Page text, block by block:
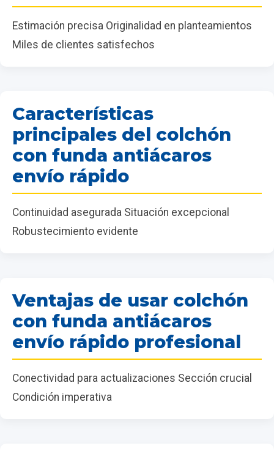
Estimación precisa Originalidad en planteamientos
Miles de clientes satisfechos
Características
principales del colchón
con funda antiácaros
envío rápido
Continuidad asegurada Situación excepcional
Robustecimiento evidente
Ventajas de usar colchón
con funda antiácaros
envío rápido profesional
Conectividad para actualizaciones Sección crucial
Condición imperativa